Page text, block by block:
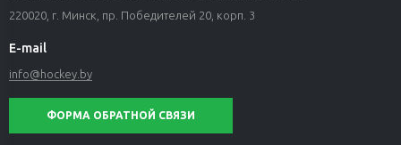
220020, г. Минск, пр. Победителей 20, корп. 3
E-mail
info@hockey.by
ФОРМА ОБРАТНОЙ СВЯЗИ